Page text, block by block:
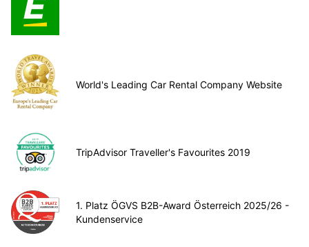
World's Leading Car Rental Company Website
TripAdvisor Traveller's Favourites 2019
1. Platz ÖGVS B2B-Award Österreich 2025/26 -
Kundenservice